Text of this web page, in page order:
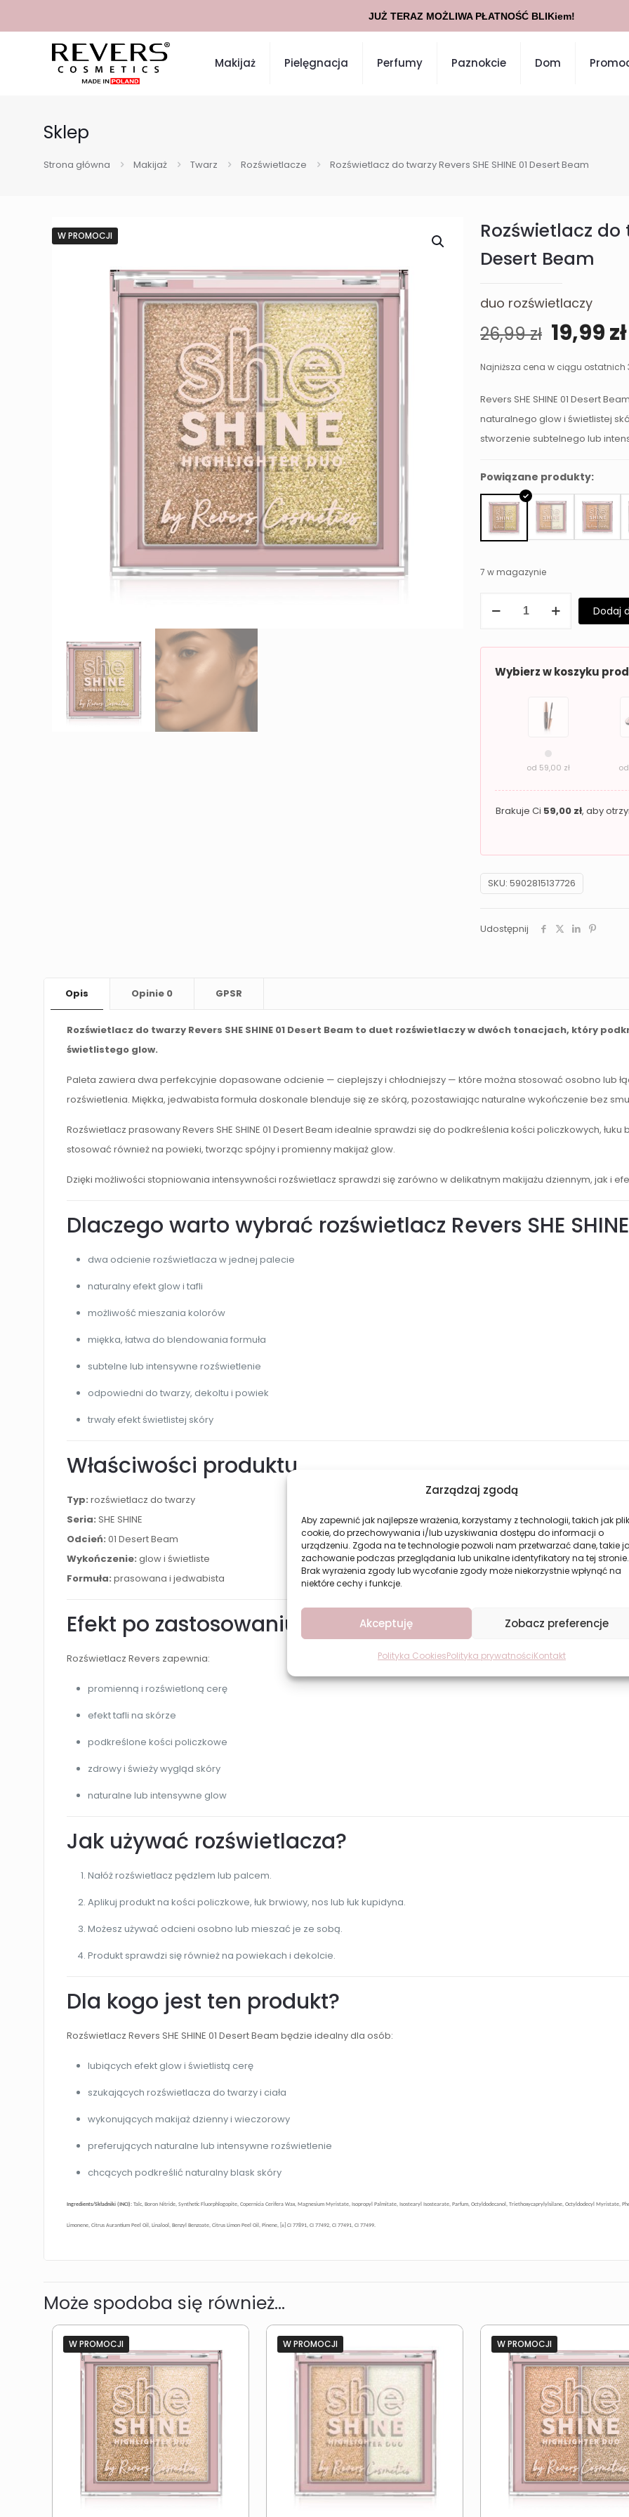
Zarządzaj zgodą
Aby zapewnić jak najlepsze wrażenia, korzystamy z technologii, takich jak
cookie, do przechowywania i/lub uzyskiwania dostępu do informacji o
urządzeniu. Zgoda na te technologie pozwoli nam przetwarzać dane, takie
zachowanie podczas przeglądania lub unikalne identyfikatory na tej stronie.
Brak wyrażenia zgody lub wycofanie zgody może niekorzystnie wpłynąć na
niektóre cechy i funkcje.
Akceptuję Zobacz preferencje
Polityka CookiesPolityka prywatnościKontakt
Makijaż Pielęgnacja Perfumy Paznokcie Dom
Sklep
Strona główna Makijaż Twarz Rozświetlacze Rozświetlacz do twarzy Revers SHE SHINE 01 Desert Beam
W PROMOCJI
Rozświetlacz do
Desert Beam
duo rozświetlaczy
26,99zł
26,99
19,99zł
Najniższa cena w ciągu ostatnich
Revers SHE SHINE 01 Desert
naturalnego glow i świetlistej
stworzenie subtelnego lub
Powiązane produkty:
7 w magazynie
Revers
Dodaj
Wybierz w koszyku
od 59,00 zł
Brakuje Ci 59,00 zł, aby
SKU: 5902815137726
Udostępnij
Opis Opinie 0 GPSR
Rozświetlacz do twarzy Revers SHE SHINE 01 Desert Beam to duet rozświetlaczy w dwóch tonacjach, który
świetlistego glow.
Paleta zawiera dwa perfekcyjnie dopasowane odcienie — cieplejszy i chłodniejszy — które można stosować osobno lub
rozświetlenia. Miękka, jedwabista formuła doskonale blenduje się ze skórą, pozostawiając naturalne wykończenie bez
Rozświetlacz prasowany Revers SHE SHINE 01 Desert Beam idealnie sprawdzi się do podkreślenia kości policzkowych,
stosować również na powieki, tworząc spójny i promienny makijaż glow.
Dzięki możliwości stopniowania intensywności rozświetlacz sprawdzi się zarówno w delikatnym makijażu dziennym, jak i
Dlaczego warto wybrać rozświetlacz Revers SHE
dwa odcienie rozświetlacza w jednej palecie
naturalny efekt glow i tafli
możliwość mieszania kolorów
miękka, łatwa do blendowania formuła
subtelne lub intensywne rozświetlenie
odpowiedni do twarzy, dekoltu i powiek
trwały efekt świetlistej skóry
Właściwości produktu
Typ: rozświetlacz do twarzy
Seria: SHE SHINE
Odcień: 01 Desert Beam
Wykończenie: glow i świetliste
Formuła: prasowana i jedwabista
Efekt po zastosowaniu
Rozświetlacz Revers zapewnia:
promienną i rozświetloną cerę
efekt tafli na skórze
podkreślone kości policzkowe
zdrowy i świeży wygląd skóry
naturalne lub intensywne glow
Jak używać rozświetlacza?
Nałóż rozświetlacz pędzlem lub palcem.
Aplikuj produkt na kości policzkowe, łuk brwiowy, nos lub łuk kupidyna.
Możesz używać odcieni osobno lub mieszać je ze sobą.
Produkt sprawdzi się również na powiekach i dekolcie.
Dla kogo jest ten produkt?
Rozświetlacz Revers SHE SHINE 01 Desert Beam będzie idealny dla osób:
lubiących efekt glow i świetlistą cerę
szukających rozświetlacza do twarzy i ciała
wykonujących makijaż dzienny i wieczorowy
preferujących naturalne lub intensywne rozświetlenie
chcących podkreślić naturalny blask skóry
Ingredients/Składniki (INCI): Talc, Boron Nitride, Synthetic Fluorphlogopite, Copernicia Cerifera Wax, Magnesium Myristate, Isopropyl Palmitate, Isostearyl Isostearate, Parfum, Octyldodecanol, Triethoxycaprylylsilane, Octyldodecyl Myristate,
Limonene, Citrus Aurantium Peel Oil, Linalool, Benzyl Benzoate, Citrus Limon Peel Oil, Pinene, [±] CI 77891, CI 77492, CI 77491, CI 77499.
Może spodoba się również…
W PROMOCJI W PROMOCJI W PROMOCJI
JUŻ TERAZ MOŻLIWA PŁATNOŚĆ BLIKiem!